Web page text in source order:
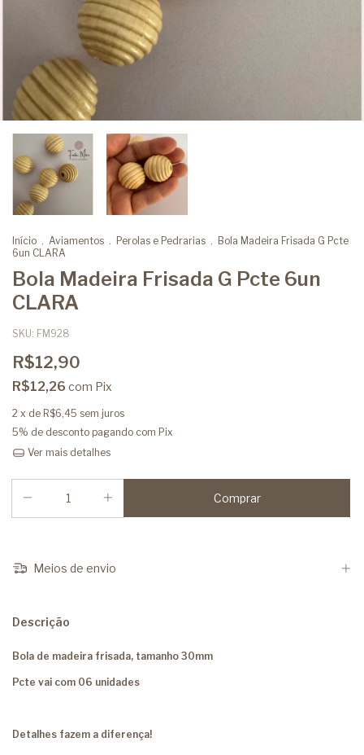
Início . Aviamentos . Perolas e Pedrarias . Bola Madeira Frisada G Pcte
6un CLARA
Bola Madeira Frisada G Pcte 6un
CLARA
SKU: FM928
R$12,90
R$12,26 com Pix
2 x de R$6,45 sem juros
5% de desconto pagando com Pix
Ver mais detalhes
Meios de envio
Descrição
Bola de madeira frisada, tamanho 30mm
Pcte vai com 06 unidades
Detalhes fazem a diferença!